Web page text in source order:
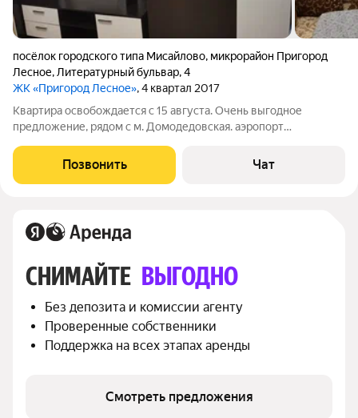
посёлок городского типа Мисайлово, микрорайон Пригород
Лесное, Литературный бульвар,4
ЖК «Пригород Лесное», 4 квартал 2017
Квартира освобождается с 15 августа. Очень выгодное
предложение, рядом с м. Домодедовская. аэропорт
основные магазины расположены рядом. Окна выходят во
двор (тихо так как 9 этаж). Лоджия утеплена , на
Позвонить Чат
СНИМАЙТЕ ВЫГОДНО
Без депозита и комиссии агенту
Проверенные собственники
Поддержка на всех этапах аренды
Смотреть предложения